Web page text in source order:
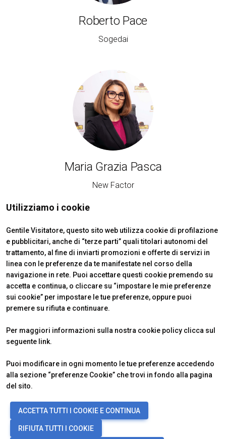
Roberto Pace
Sogedai
Maria Grazia Pasca
New Factor
Utilizziamo i cookie
Gentile Visitatore, questo sito web utilizza cookie di profilazione
e pubblicitari, anche di “terze parti” quali titolari autonomi del
trattamento, al fine di inviarti promozioni e offerte di servizi in
linea con le preferenze da te manifestate nel corso della
navigazione in rete. Puoi accettare questi cookie premendo su
accetta e continua, o cliccare su “impostare le mie preferenze
sui cookie” per impostare le tue preferenze, oppure puoi
premere su rifiuta e continuare.
Per maggiori informazioni sulla nostra cookie policy clicca sul
seguente link.
Puoi modificare in ogni momento le tue preferenze accedendo
alla sezione “preferenze Cookie” che trovi in fondo alla pagina
del sito.
ACCETTA TUTTI I COOKIE E CONTINUA
RIFIUTA TUTTI I COOKIE
VENDITALIA
Edizione 2026
Il quartiere
INFO UTILI
Come raggiungerci
© 2026VENDING EXPO srl, Foro Bonaparte 74, 20121 Milano (Italy) -
Registro Imprese Milano Monza Brianza Lodi e C.F./P.IVA 13753770968
- Nr. REA MI-2741345 - Cap. Soc. € 200.000 i.v -
Cookie Policy-Preferenze Cookie